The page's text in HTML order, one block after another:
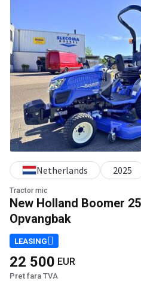
Tractor mic
New Holland Boomer
Opvangbak
Netherlands 2025
LEASING
22 500 EUR
Pret fara TVA